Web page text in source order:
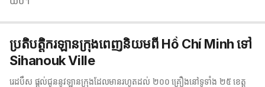
ប្រតិបត្តិករឡានក្រុងពេញនិយមពី Hồ Chí Minh ទៅ
Sihanouk Ville
រេដបឹស ផ្តល់ជូននូវឡានក្រុងដែលមានរហូតដល់ ២០០ គ្រឿងនៅទូទាំង ២៥ ខេត្ត